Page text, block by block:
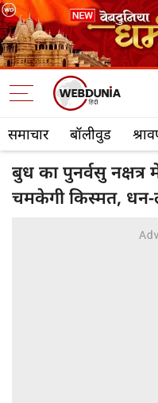
समाचार बॉलीवुड
बुध का पुनर्वसु नक्षत्र
चमकेगी किस्मत,